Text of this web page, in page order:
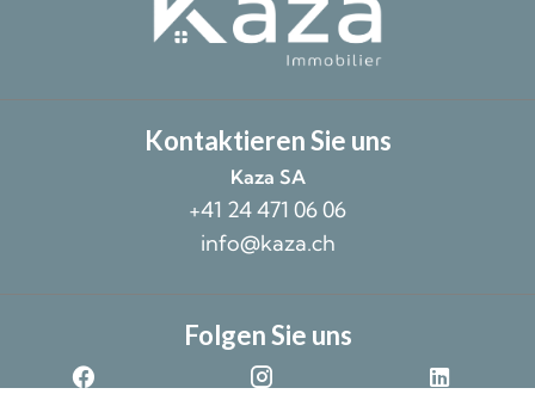
Kontaktieren Sie uns
Kaza SA
+41 24 471 06 06
info@kaza.ch
Folgen Sie uns